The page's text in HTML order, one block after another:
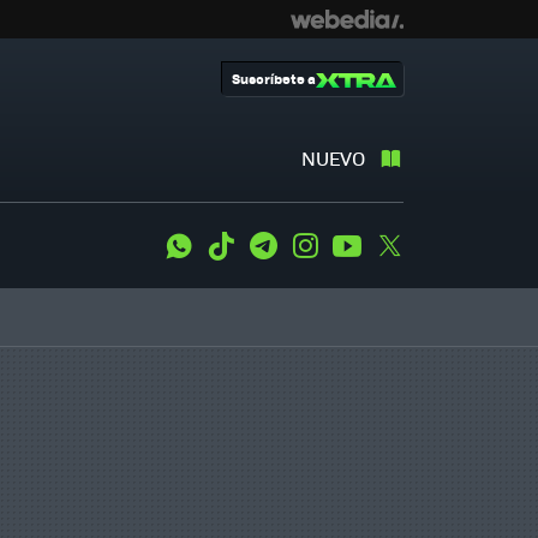
NUEVO
Suscríbete a
WhatsApp
Tiktok TelegramInstagramYoutube